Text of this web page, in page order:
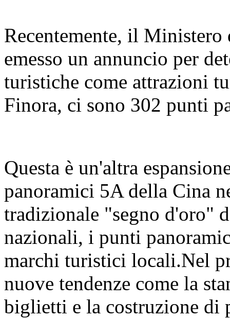
Recentemente, il
emesso un annuncio per
turistiche come attrazioni
Finora, ci sono 302 punti
Questa è un'altra
panoramici 5A della Cina
tradizionale "segno d'oro"
nazionali, i punti
marchi turistici locali.Nel
nuove tendenze come la
biglietti e la costruzione